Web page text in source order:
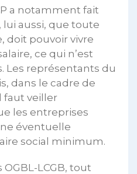
a notamment fait
lui aussi, que toute
doit pouvoir vivre
ce qui n’est
Les représentants du
dans le cadre de
faut veiller
les entreprises
éventuelle
social minimum.
OGBL-LCGB, tout